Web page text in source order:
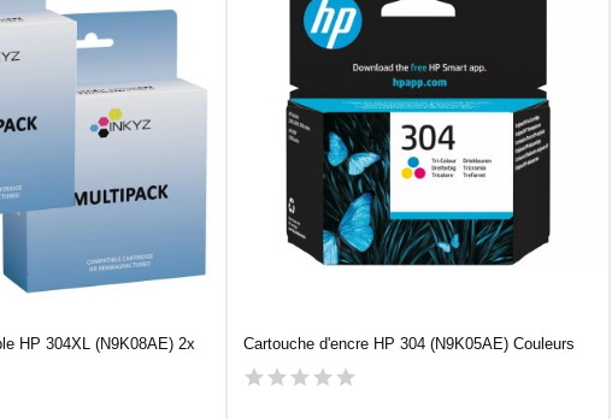
HP 304XL (N9K08AE) 2x Cartouche d'encre HP 304 (N9K05AE) Couleurs